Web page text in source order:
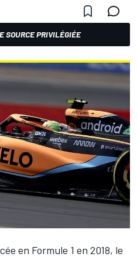
SOURCE PRIVILÉGIÉE
en Formule 1 en 2018, le